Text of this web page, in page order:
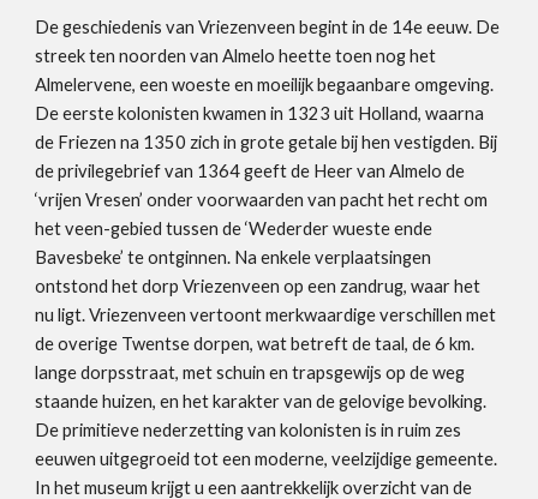
De geschiedenis van Vriezenveen begint in de 14e eeuw. De
streek ten noorden van Almelo heette toen nog het
Almelervene, een woeste en moeilijk begaanbare omgeving.
De eerste kolonisten kwamen in 1323 uit Holland, waarna
de Friezen na 1350 zich in grote getale bij hen vestigden. Bij
de privilegebrief van 1364 geeft de Heer van Almelo de
‘vrijen Vresen’ onder voorwaarden van pacht het recht om
het veen-gebied tussen de ‘Wederder wueste ende
Bavesbeke’ te ontginnen. Na enkele verplaatsingen
ontstond het dorp Vriezenveen op een zandrug, waar het
nu ligt. Vriezenveen vertoont merkwaardige verschillen met
de overige Twentse dorpen, wat betreft de taal, de 6 km.
lange dorpsstraat, met schuin en trapsgewijs op de weg
staande huizen, en het karakter van de gelovige bevolking.
De primitieve nederzetting van kolonisten is in ruim zes
eeuwen uitgegroeid tot een moderne, veelzijdige gemeente.
In het museum krijgt u een aantrekkelijk overzicht van de